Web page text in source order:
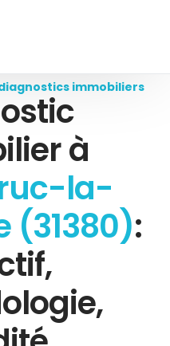
immobiliers
à
la-
(31380):